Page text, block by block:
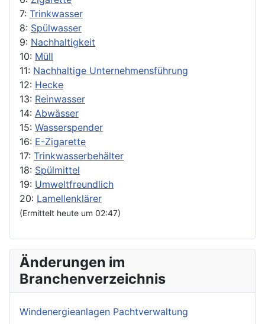
7: Trinkwasser
8: Spülwasser
9: Nachhaltigkeit
10: Müll
11: Nachhaltige Unternehmensführung
12: Hecke
13: Reinwasser
14: Abwässer
15: Wasserspender
16: E-Zigarette
17: Trinkwasserbehälter
18: Spülmittel
19: Umweltfreundlich
20: Lamellenklärer
(Ermittelt heute um 02:47)
Änderungen im
Branchenverzeichnis
Windenergieanlagen Pachtverwaltung